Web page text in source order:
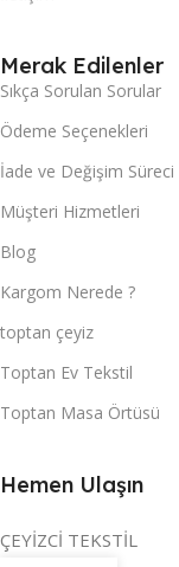
Merak Edilenler
Sıkça Sorulan Sorular
Ödeme Seçenekleri
İade ve Değişim Süreci
Müşteri Hizmetleri
Blog
Kargom Nerede ?
toptan çeyiz
Toptan Ev Tekstil
Toptan Masa Örtüsü
Hemen Ulaşın
ÇEYİZCİ TEKSTİL